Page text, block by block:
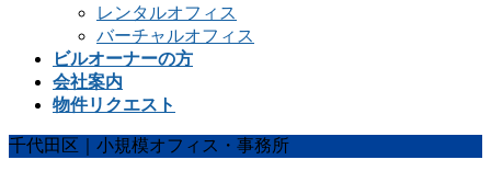
レンタルオフィス
バーチャルオフィス
ビルオーナーの方
会社案内
物件リクエスト
千代田区｜小規模オフィス・事務所